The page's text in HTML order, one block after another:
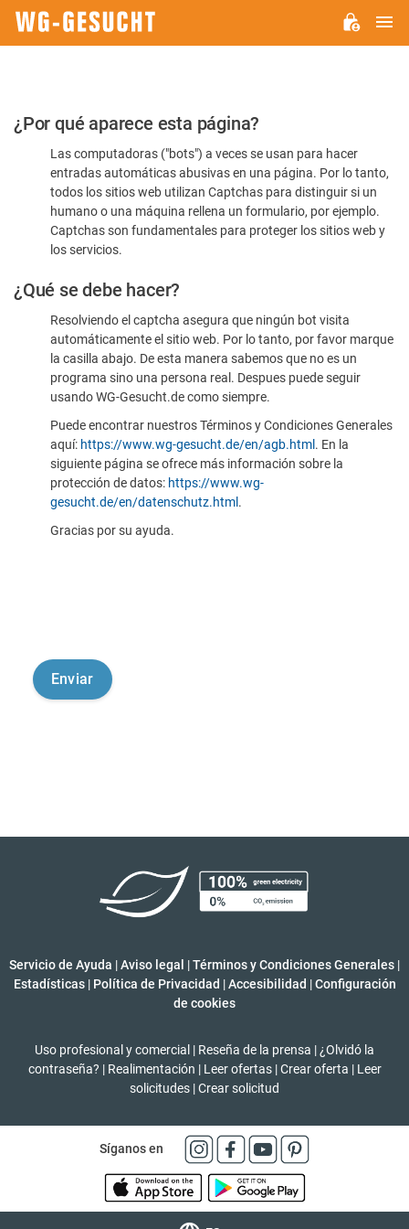
Por
favor,
confirme
humano
¿Por qué aparece esta página?
Las computadoras ("bots") a veces se usan para hacer
entradas automáticas abusivas en una página. Por lo tanto,
todos los sitios web utilizan Captchas para distinguir si un
humano o una máquina rellena un formulario, por ejemplo.
Captchas son fundamentales para proteger los sitios web y
los servicios.
¿Qué se debe hacer?
Resolviendo el captcha asegura que ningún bot visita
automáticamente el sitio web. Por lo tanto, por favor marque
la casilla abajo. De esta manera sabemos que no es un
programa sino una persona real. Despues puede seguir
usando WG-Gesucht.de como siempre.
Puede encontrar nuestros Términos y Condiciones Generales
aquí: https://www.wg-gesucht.de/en/agb.html . En la
siguiente página se ofrece más información sobre la
protección de datos: https://www.wg-
gesucht.de/en/datenschutz.html .
Gracias por su ayuda.
Servicio de Ayuda |Aviso legal |Términos y Condiciones Generales |
Estadísticas | Política de Privacidad | Accesibilidad | Configuración
de cookies
Uso profesional y comercial | Reseña de la prensa | ¿Olvidó la
contraseña? | Realimentación | Leer ofertas | Crear oferta | Leer
solicitudes |Crear solicitud
Síganos en